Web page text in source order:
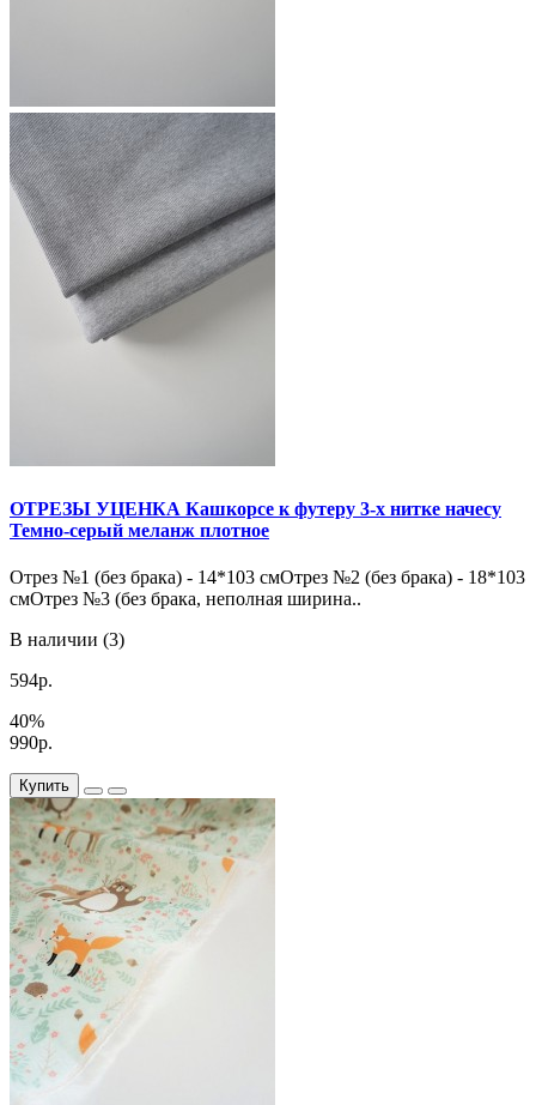
ОТРЕЗЫ УЦЕНКА Кашкорсе к футеру 3-х нитке начесу
Темно-серый меланж плотное
Отрез №1 (без брака) - 14*103 смОтрез №2 (без брака) - 18*103
смОтрез №3 (без брака, неполная ширина..
В наличии (3)
594р.
40%
990р.
Купить